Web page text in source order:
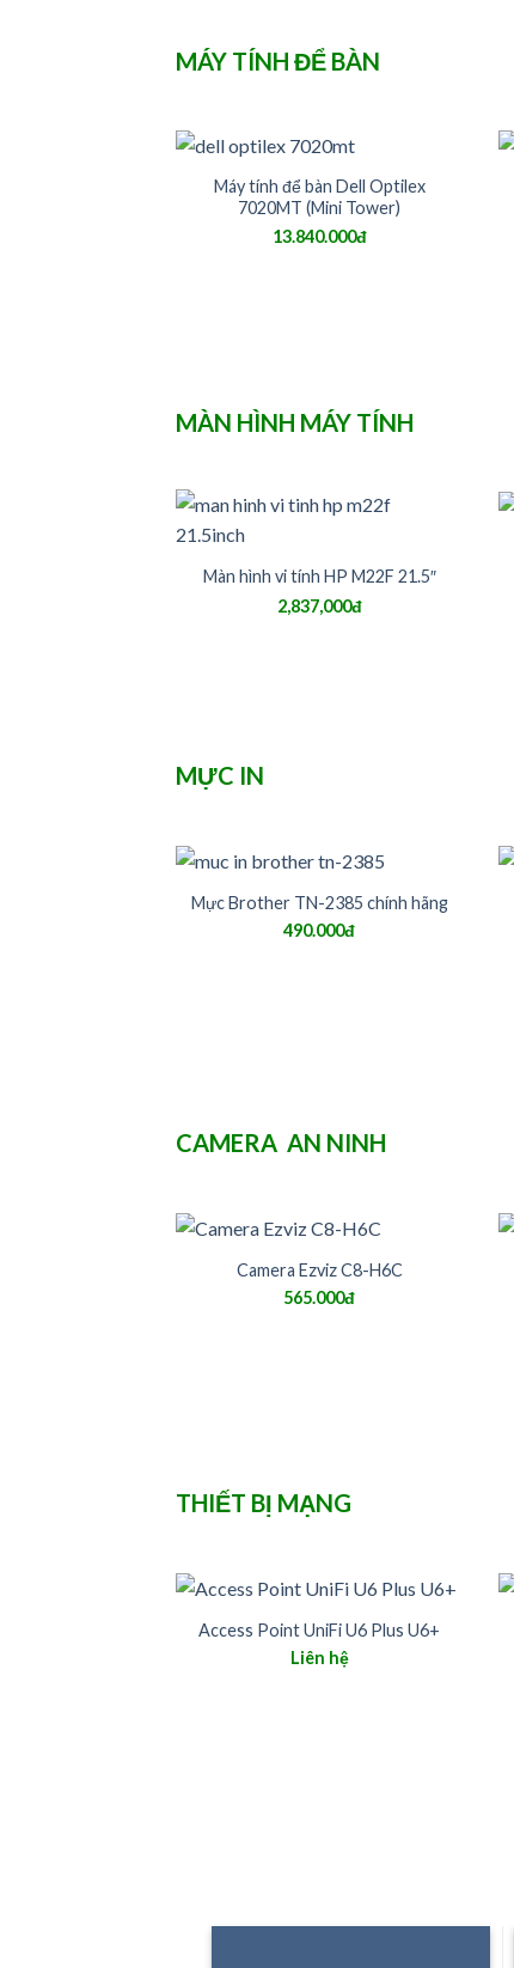
MÁY TÍNH ĐỂ BÀN
Máy tính để bàn Dell Optilex
7020MT (Mini Tower)
13.840.000đ
MÀN HÌNH MÁY TÍNH
Màn hình vi tính HP M22F 21.5″
2,837,000đ
MỰC IN
Mực Brother TN-2385 chính hãng
490.000đ
CAMERA AN NINH
Camera Ezviz C8-H6C
565.000đ
THIẾT BỊ MẠNG
Access Point UniFi U6 Plus U6+
Liên hệ